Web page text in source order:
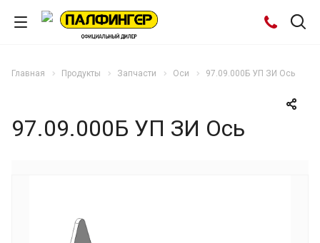
Главная Продукты Запчасти Оси 97.09.000Б УП ЗИ Ось
97.09.000Б УП ЗИ Ось